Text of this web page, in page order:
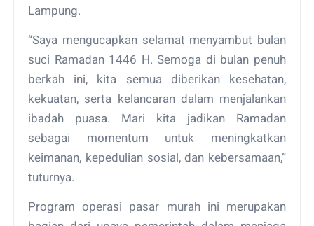
Lampung.
“Saya mengucapkan selamat menyambut bulan
suci Ramadan 1446 H. Semoga di bulan penuh
berkah ini, kita semua diberikan kesehatan,
kekuatan, serta kelancaran dalam menjalankan
ibadah puasa. Mari kita jadikan Ramadan
sebagai momentum untuk meningkatkan
keimanan, kepedulian sosial, dan kebersamaan,”
tuturnya.
Program operasi pasar murah ini merupakan